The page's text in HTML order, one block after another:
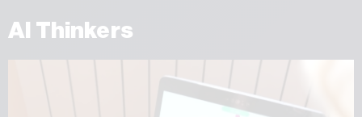
AI Thinkers